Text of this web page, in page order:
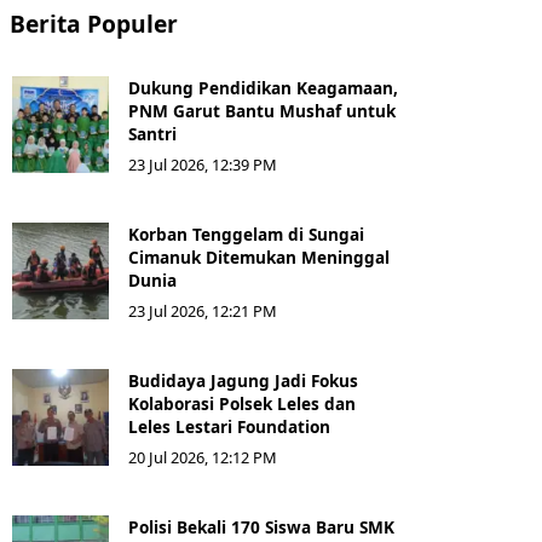
Berita Populer
Dukung Pendidikan Keagamaan,
PNM Garut Bantu Mushaf untuk
Santri
23 Jul 2026, 12:39 PM
Korban Tenggelam di Sungai
Cimanuk Ditemukan Meninggal
Dunia
23 Jul 2026, 12:21 PM
Budidaya Jagung Jadi Fokus
Kolaborasi Polsek Leles dan
Leles Lestari Foundation
20 Jul 2026, 12:12 PM
Polisi Bekali 170 Siswa Baru SMK